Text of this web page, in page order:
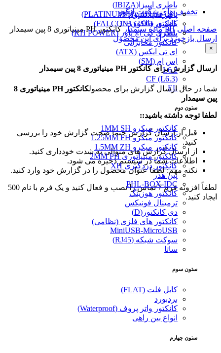
پاور قفل دار (VH)
کانکتور (3/96) CH
پینگرد
کانکتور مخابراتی
ای تی ایکس (ATX)
اِس اِم (SM)
L6.2
CF (L6.3)
EL
ستون دوم
کانکتور میکرو 1MM SH
کانکتور میکرو 1.25MM FH
کانکتور میکرو 1.5MM ZH
کانکتور مینیاتوری 2MM PH
کانکتور دزدگیری XH
پین هدر
PHL-BOX-IDC
کانکتور هوزینگ
ترمینال فونیکس
دی کانکتور(D)
کانکتور های فلزی (نظامی)
MiniUSB-MicroUSB
سوکت شبکه (RJ45)
ساتا
ستون سوم
کابل فلت (FLAT)
بردبورد
کانکتور واتر پروف (Waterproof)
انواع بین راهی
ستون چهارم
باطری ایبیزا(IBIZA)
باطری پلاتینیوم (PLATINUM)
باطری فالکون(FALCON)
باطری کی اچ پاور (KH POWER)
تخفیف های شگفت انگیز
صفحه اصلی PH ماده سیمدار
کانکتور PH مینیاتوری 8 پین سیمدار
ارسال بازخورد برای این محصول
×
ارسال گزارش برای کانکتور PH مینیاتوری 8 پین سیمدار
شما در حال ارسال گزارش برای محصول
کانکتور PH مینیاتوری 8
پین سیمدار
لطفا توجه داشته باشید::
قبل از ارسال گزارش حتما صحت گزارش خود را بررسی
کنید.
از ارسال گزارش های متوالی به شدت خودداری کنید.
اطلاعات شما در سیستم ذخیره می شود.
نکته مهم: لطفا عنوان محصول را در گزارش خود وارد کنید.
لطفاً افزونه فرم 7 تماس را نصب و فعال کنید و یک فرم با نام 500
ایجاد کنید.